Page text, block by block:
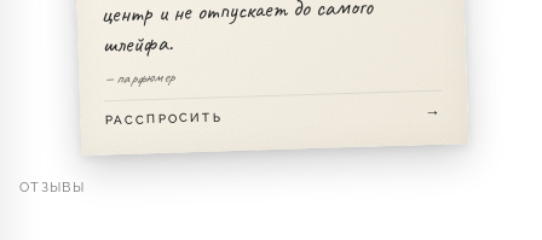
центр и не отпускает до самого
шлейфа.
— парфюмер
РАССПРОСИТЬ
ОТЗЫВЫ